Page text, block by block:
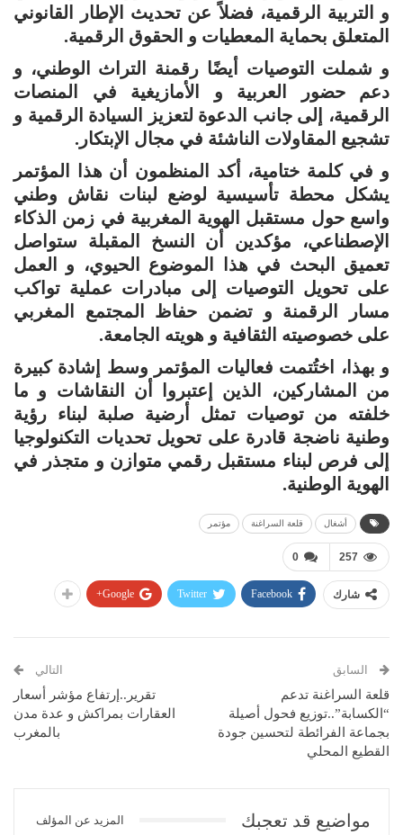
و التربية الرقمية، فضلاً عن تحديث الإطار القانوني
المتعلق بحماية المعطيات و الحقوق الرقمية.
و شملت التوصيات أيضًا رقمنة التراث الوطني، و
دعم حضور العربية و الأمازيغية في المنصات
الرقمية، إلى جانب الدعوة لتعزيز السيادة الرقمية و
تشجيع المقاولات الناشئة في مجال الإبتكار.
و في كلمة ختامية، أكد المنظمون أن هذا المؤتمر
يشكل محطة تأسيسية لوضع لبنات نقاش وطني
واسع حول مستقبل الهوية المغربية في زمن الذكاء
الإصطناعي، مؤكدين أن النسخ المقبلة ستواصل
تعميق البحث في هذا الموضوع الحيوي، و العمل
على تحويل التوصيات إلى مبادرات عملية تواكب
مسار الرقمنة و تضمن حفاظ المجتمع المغربي
على خصوصيته الثقافية و هويته الجامعة.
و بهذا، اختُتمت فعاليات المؤتمر وسط إشادة كبيرة
من المشاركين، الذين إعتبروا أن النقاشات و ما
خلفته من توصيات تمثل أرضية صلبة لبناء رؤية
وطنية ناضجة قادرة على تحويل تحديات التكنولوجيا
إلى فرص لبناء مستقبل رقمي متوازن و متجذر في
الهوية الوطنية.
أشغال قلعة السراغنة مؤتمر
0 257
شارك Facebook
Twitter
Google+
السابق
قلعة السراغنة تدعم
“الكسابة”..توزيع فحول أصيلة
بجماعة الفرائطة لتحسين جودة
القطيع المحلي
التالي
تقرير..إرتفاع مؤشر أسعار
العقارات بمراكش و عدة مدن
بالمغرب
مواضيع قد تعجبك المزيد عن المؤلف